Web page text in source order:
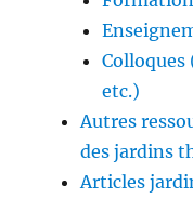
Colloques
etc.)
Autres
des jardins
Articles